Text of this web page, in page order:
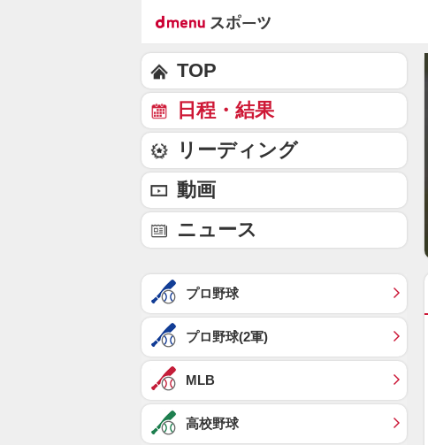
TOP
日程・結果
リーディング
動画
ニュース
プロ野球
プロ野球(2軍)
MLB
高校野球